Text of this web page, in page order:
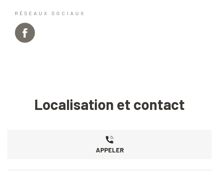
RÉSEAUX SOCIAUX
Localisation et contact
APPELER